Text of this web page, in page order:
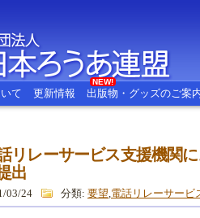
うあ連盟
て 更新情報 出版物・グッズのご案
NEW!
リレーサービス支援機関
出
03/24 分類: 要望,電話リレーサービ